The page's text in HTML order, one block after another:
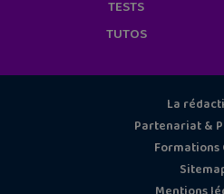
TESTS
TUTOS
La
Partenariat &
Formations